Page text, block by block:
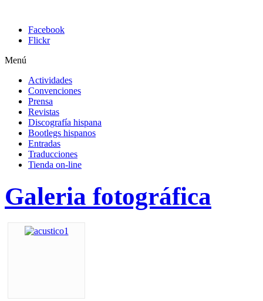
Facebook
Flickr
Menú
Actividades
Convenciones
Prensa
Revistas
Discografía hispana
Bootlegs hispanos
Entradas
Traducciones
Tienda on-line
Galeria fotográfica